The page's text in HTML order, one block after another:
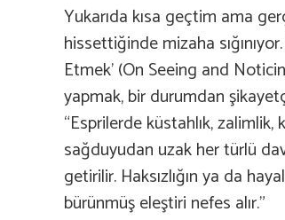
Yukarıda kısa geçtim ama
hissettiğinde mizaha
Etmek’ (On Seeing and
yapmak, bir durumdan
“Esprilerde küstahlık,
sağduyudan uzak her türlü
getirilir. Haksızlığın ya da
bürünmüş eleştiri nefes alır.”